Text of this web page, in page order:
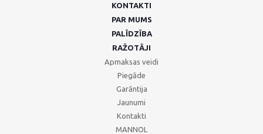
KONTAKTI
PAR MUMS
PALĪDZĪBA
RAŽOTĀJI
Apmaksas veidi
Piegāde
Garāntija
Jaunumi
Kontakti
MANNOL